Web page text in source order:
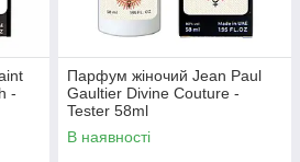
-
Парфум жіночий Jean Paul
Gaultier Divine Couture -
Tester 58ml
В наявності